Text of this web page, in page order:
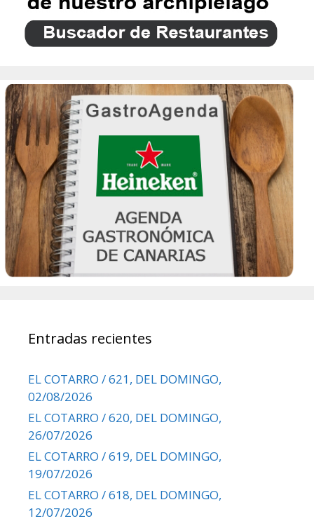
Entradas recientes
EL COTARRO / 621, DEL DOMINGO,
02/08/2026
EL COTARRO / 620, DEL DOMINGO,
26/07/2026
EL COTARRO / 619, DEL DOMINGO,
19/07/2026
EL COTARRO / 618, DEL DOMINGO,
12/07/2026